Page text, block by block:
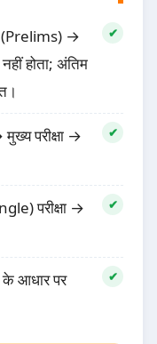
(Prelims) →
होता; अंतिम
मुख्य परीक्षा →
परीक्षा →
के आधार पर